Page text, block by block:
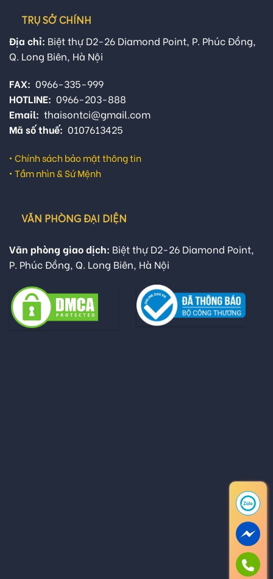
TRỤ SỞ CHÍNH
Địa chỉ: Biệt thự D2-26 Diamond Point, P. Phúc Đồng,
Q. Long Biên, Hà Nội
FAX: 0966-335-999
HOTLINE: 0966-203-888
Email: thaisontci@gmail.com
Mã số thuế: 0107613425
• Chính sách bảo mật thông tin
• Tầm nhìn & Sứ Mệnh
VĂN PHÒNG ĐẠI DIỆN
Văn phòng giao dịch: Biệt thự D2-26 Diamond Point,
P. Phúc Đồng, Q. Long Biên, Hà Nội